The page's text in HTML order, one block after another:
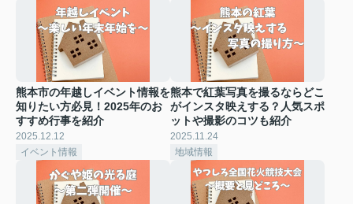
熊本市の年越しイベント情報を
知りたい方必見！2025年のお
すすめ行事を紹介
2025.12.12
イベント情報
熊本で紅葉写真を撮るならどこ
がインスタ映えする？人気スポ
ットや撮影のコツも紹介
2025.11.24
地域情報